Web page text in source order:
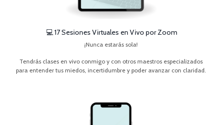
💻17 Sesiones Virtuales en Vivo por Zoom
¡Nunca estarás sola!
Tendrás clases en vivo conmigo y con otros maestros especializados
para entender tus miedos, incertidumbre y poder avanzar con claridad.